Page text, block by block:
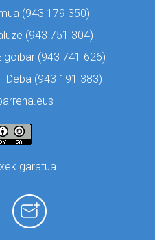
(943 179 350)
(943 751 304)
(943 741 626)
Deba (943 191 383)
garatua